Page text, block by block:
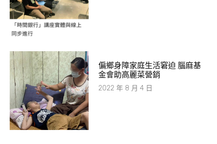
​偏鄉身障家庭生活窘迫 腦麻基
金會助高麗菜營銷
2022 年 8 月 4 日